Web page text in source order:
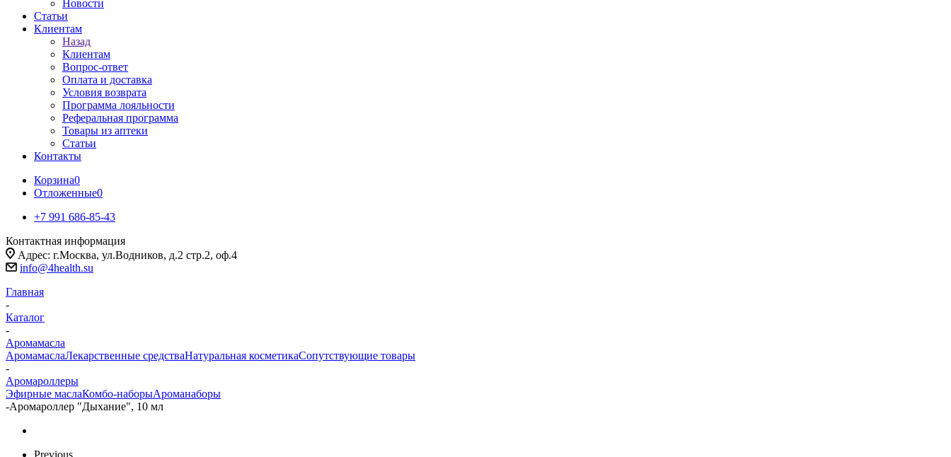
Новости
Статьи
Клиентам
Назад
Клиентам
Вопрос-ответ
Оплата и доставка
Условия возврата
Программа лояльности
Реферальная программа
Товары из аптеки
Статьи
Контакты
Корзина0
Отложенные0
+7 991 686-85-43
Контактная информация
Адрес: г.Москва, ул.Водников, д.2 стр.2, оф.4
info@4health.su
Главная
-
Каталог
-
Аромамасла
АромамаслаЛекарственные средстваНатуральная косметикаСопутствующие товары
-
Аромароллеры
Эфирные маслаКомбо-наборыАроманаборы
-Аромароллер "Дыхание", 10 мл
Previous